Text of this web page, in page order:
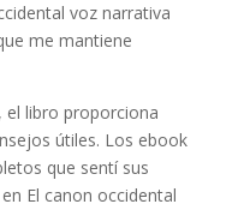
voz narrativa
me mantiene
el libro proporciona
útiles. Los ebook
que sentí sus
El canon occidental